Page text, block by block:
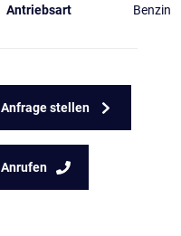
Antriebsart
Benzin
Anfrage stellen
Anrufen